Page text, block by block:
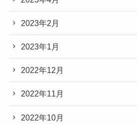
2023年2月
2023年1月
2022年12月
2022年11月
2022年10月